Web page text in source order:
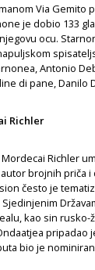
Via Gemito
je dobio 133
ocu.
Antonio
di pane, Danilo
Richler
Richler
brojnih priča
često je
kao sin
pripadao
bio je